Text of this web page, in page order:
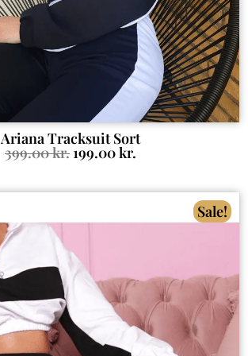
Ariana Tracksuit Sort
399.00kr.199.00kr.
Sale!